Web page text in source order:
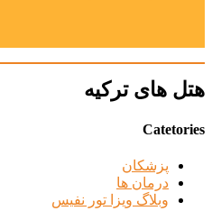
هتل های ترکیه
Catetories
پزشکان
درمان ها
وبلاگ ویزا تور نفیس